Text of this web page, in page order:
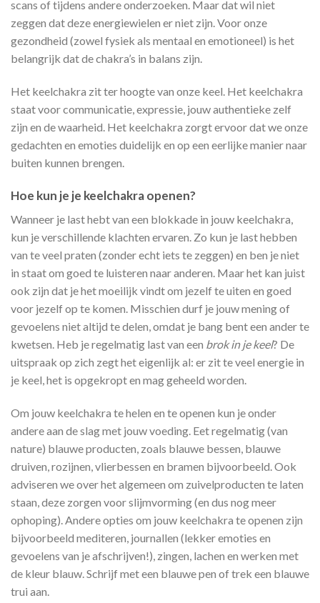
scans of tijdens andere onderzoeken. Maar dat wil niet
zeggen dat deze energiewielen er niet zijn. Voor onze
gezondheid (zowel fysiek als mentaal en emotioneel) is het
belangrijk dat de chakra’s in balans zijn.
Het keelchakra zit ter hoogte van onze keel. Het keelchakra
staat voor communicatie, expressie, jouw authentieke zelf
zijn en de waarheid. Het keelchakra zorgt ervoor dat we onze
gedachten en emoties duidelijk en op een eerlijke manier naar
buiten kunnen brengen.
Hoe kun je je keelchakra openen?
Wanneer je last hebt van een blokkade in jouw keelchakra,
kun je verschillende klachten ervaren. Zo kun je last hebben
van te veel praten (zonder echt iets te zeggen) en ben je niet
in staat om goed te luisteren naar anderen. Maar het kan juist
ook zijn dat je het moeilijk vindt om jezelf te uiten en goed
voor jezelf op te komen. Misschien durf je jouw mening of
gevoelens niet altijd te delen, omdat je bang bent een ander te
kwetsen. Heb je regelmatig last van een brok in je keel? De
uitspraak op zich zegt het eigenlijk al: er zit te veel energie in
je keel, het is opgekropt en mag geheeld worden.
Om jouw keelchakra te helen en te openen kun je onder
andere aan de slag met jouw voeding. Eet regelmatig (van
nature) blauwe producten, zoals blauwe bessen, blauwe
druiven, rozijnen, vlierbessen en bramen bijvoorbeeld. Ook
adviseren we over het algemeen om zuivelproducten te laten
staan, deze zorgen voor slijmvorming (en dus nog meer
ophoping). Andere opties om jouw keelchakra te openen zijn
bijvoorbeeld mediteren, journallen (lekker emoties en
gevoelens van je afschrijven!), zingen, lachen en werken met
de kleur blauw. Schrijf met een blauwe pen of trek een blauwe
trui aan.